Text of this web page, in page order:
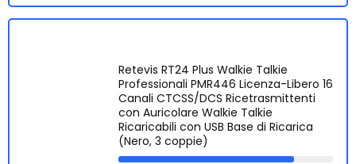
Retevis RT24 Plus Walkie Talkie
Professionali PMR446 Licenza-Libero 16
Canali CTCSS/DCS Ricetrasmittenti
con Auricolare Walkie Talkie
Ricaricabili con USB Base di Ricarica
(Nero, 3 coppie)